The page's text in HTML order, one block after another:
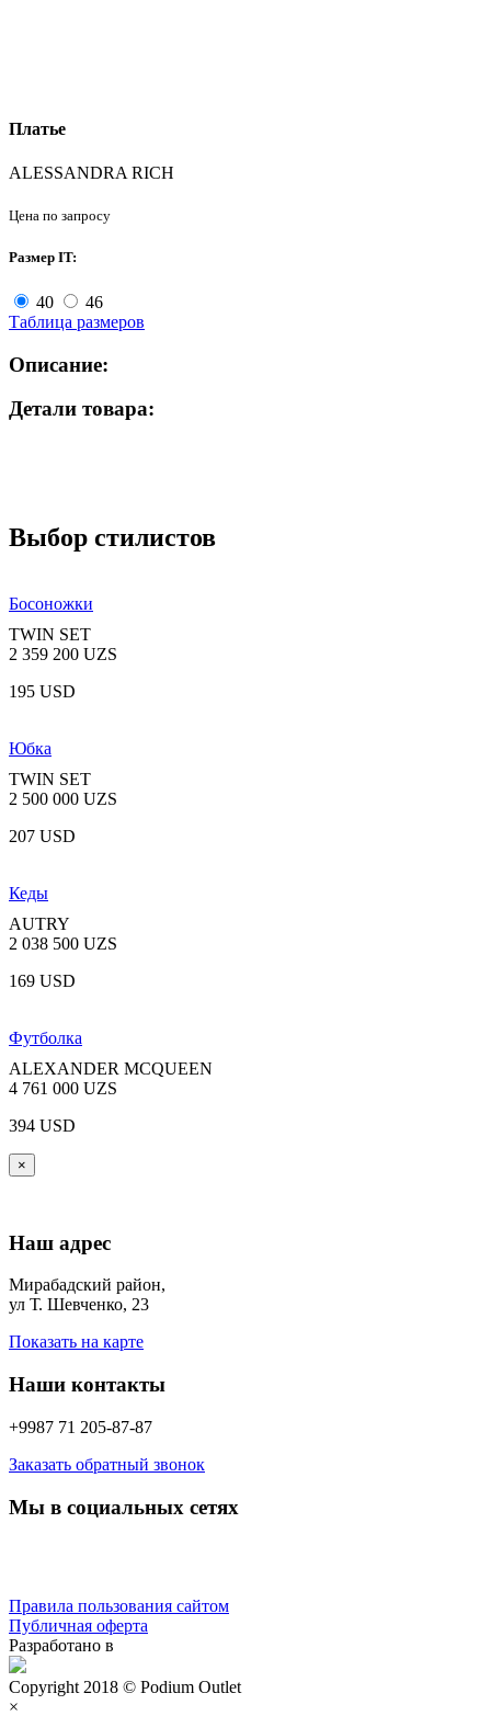
Платье
ALESSANDRA RICH
Цена по запросу
Размер IT:
40
46
Таблица размеров
Описание:
Детали товара:
Выбор стилистов
Босоножки
TWIN SET
2 359 200 UZS
195 USD
Юбка
TWIN SET
2 500 000 UZS
207 USD
Кеды
AUTRY
2 038 500 UZS
169 USD
Футболка
ALEXANDER MCQUEEN
4 761 000 UZS
394 USD
×
Наш адрес
Мирабадский район,
ул Т. Шевченко, 23
Показать на карте
Наши контакты
+9987 71 205-87-87
Заказать обратный звонок
Мы в социальных сетях
Правила пользования сайтом
Публичная оферта
Разработано в
Copyright 2018 © Podium Outlet
×